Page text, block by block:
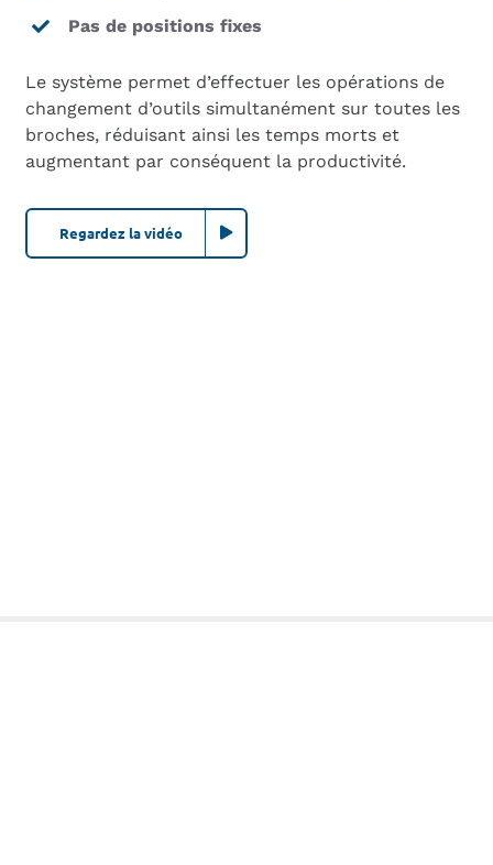
Pas de positions fixes
Le système permet d’effectuer les opérations de
changement d’outils simultanément sur toutes les
broches, réduisant ainsi les temps morts et
augmentant par conséquent la productivité.
Regardez la vidéo